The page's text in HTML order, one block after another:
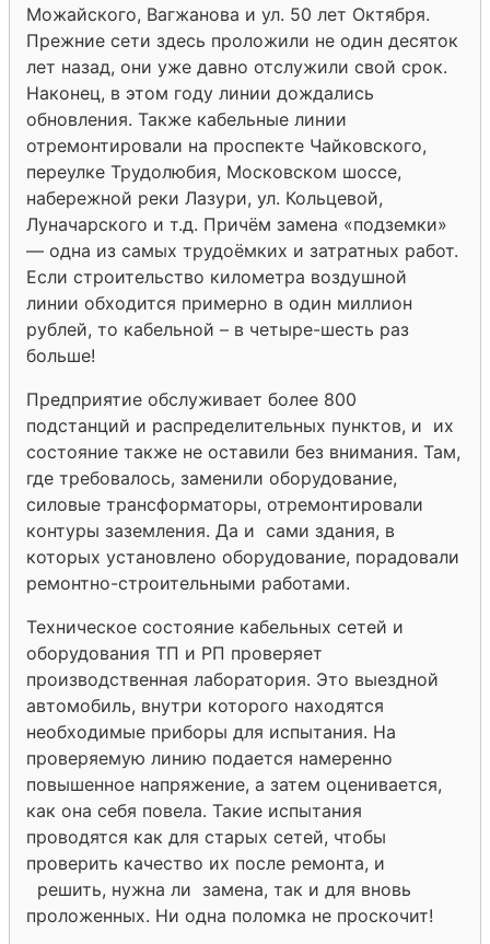
Можайского, Вагжанова и ул. 50 лет Октября.
Прежние сети здесь проложили не один десяток
лет назад, они уже давно отслужили свой срок.
Наконец, в этом году линии дождались
обновления. Также кабельные линии
отремонтировали на проспекте Чайковского,
переулке Трудолюбия, Московском шоссе,
набережной реки Лазури, ул. Кольцевой,
Луначарского и т.д. Причём замена «подземки»
— одна из самых трудоёмких и затратных работ.
Если строительство километра воздушной
линии обходится примерно в один миллион
рублей, то кабельной – в четыре-шесть раз
больше!
Предприятие обслуживает более 800
подстанций и распределительных пунктов, и их
состояние также не оставили без внимания. Там,
где требовалось, заменили оборудование,
силовые трансформаторы, отремонтировали
контуры заземления. Да и сами здания, в
которых установлено оборудование, порадовали
ремонтно-строительными работами.
Техническое состояние кабельных сетей и
оборудования ТП и РП проверяет
производственная лаборатория. Это выездной
автомобиль, внутри которого находятся
необходимые приборы для испытания. На
проверяемую линию подается намеренно
повышенное напряжение, а затем оценивается,
как она себя повела. Такие испытания
проводятся как для старых сетей, чтобы
проверить качество их после ремонта, и
решить, нужна ли замена, так и для вновь
проложенных. Ни одна поломка не проскочит!